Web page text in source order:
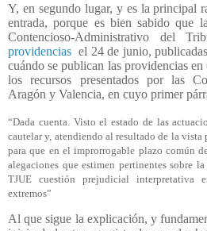
Y, en segundo lugar, y es la principal
entrada, porque es bien sabido que
Contencioso-Administrativo del
providencias el 24 de junio,
cuándo se publican las providencias
los recursos presentados por las
Aragón y Valencia, en cuyo primer
“Dada cuenta. Visto el estado de las
cautelar y, atendiendo al resultado de la vista
para que en el improrrogable plazo común
alegaciones que estimen pertinentes sobre
TJUE cuestión prejudicial interpretativa
extremos”
Al que sigue la explicación, y